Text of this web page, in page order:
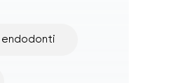
endodonti